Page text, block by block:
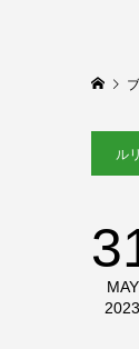
ル
MAY
2023